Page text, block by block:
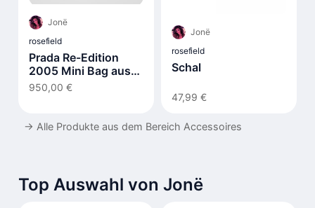
Jonë
rosefield
Prada Re-Edition
2005 Mini Bag aus
Re-Nylon
950,00 €
Jonë
rosefield
Schal
47,99 €
→ Alle Produkte aus dem Bereich Accessoires
Top Auswahl von Jonë